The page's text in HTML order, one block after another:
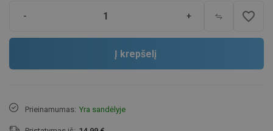
- + favorite_border
Į krepšelį
Prieinamumas: Yra sandėlyje